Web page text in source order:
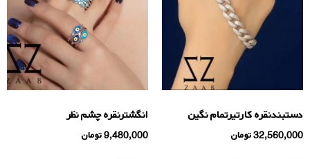
دستبندنقره کارتیرتمام نگین
32,560,000تومان
انگشترنقره چشم نظر
9,480,000تومان